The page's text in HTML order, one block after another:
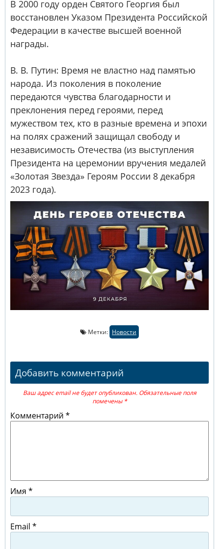
В 2000 году орден Святого Георгия был
восстановлен Указом Президента Российской
Федерации в качестве высшей военной
награды.
В. В. Путин: Время не властно над памятью
народа. Из поколения в поколение
передаются чувства благодарности и
преклонения перед героями, перед
мужеством тех, кто в разные времена и эпохи
на полях сражений защищал свободу и
независимость Отечества (из выступления
Президента на церемонии вручения медалей
«Золотая Звезда» Героям России 8 декабря
2023 года).
Метки: Новости
Добавить комментарий
Ваш адрес email не будет опубликован. Обязательные поля
помечены *
Комментарий *
Имя *
Email *